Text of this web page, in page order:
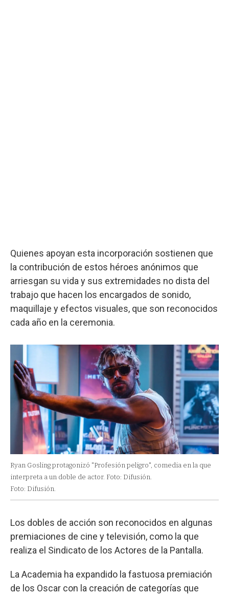
Quienes apoyan esta incorporación sostienen que
la contribución de estos héroes anónimos que
arriesgan su vida y sus extremidades no dista del
trabajo que hacen los encargados de sonido,
maquillaje y efectos visuales, que son reconocidos
cada año en la ceremonia.
Ryan Gosling protagonizó "Profesión peligro", comedia en la que
interpreta a un doble de actor. Foto: Difusión.
Foto: Difusión.
Los dobles de acción son reconocidos en algunas
premiaciones de cine y televisión, como la que
realiza el Sindicato de los Actores de la Pantalla.
La Academia ha expandido la fastuosa premiación
de los Oscar con la creación de categorías que